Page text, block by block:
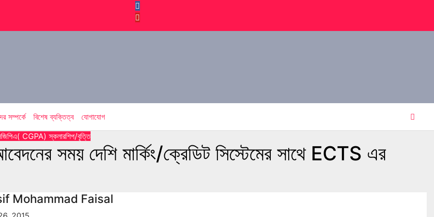
সম্পর্কে বিশেষ ব্যক্তিত্ব
যোগাযোগ
CGPA)স্কলারশিপ/বৃত্তি
সময় দেশি মার্কিং/ক্রেডিট সিস্টেমের সাথে ECTS এর
Mohammad Faisal